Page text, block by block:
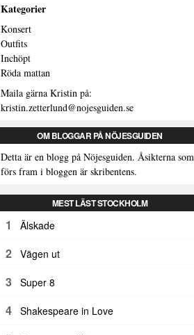
Kategorier
Konsert
Outfits
Inchöpt
Röda mattan
Maila gärna Kristin på:
kristin.zetterlund@nojesguiden.se
OM BLOGGAR PÅ NÖJESGUIDEN
Detta är en blogg på Nöjesguiden. Åsikterna som
förs fram i bloggen är skribentens.
MEST LÄST STOCKHOLM
1 Älskade
2 Vägen ut
3 Super 8
4 Shakespeare in Love